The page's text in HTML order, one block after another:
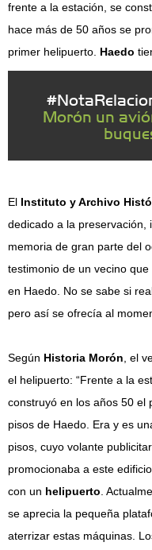
frente a la estación, se
hace más de 50 años se
primer helipuerto. Haedo
Morón un
El Instituto y Archivo
dedicado a la preservación,
memoria de gran parte del
testimonio de un vecino
en Haedo. No se sabe si
pero así se ofrecía al
Según Historia Morón , el
el helipuerto: “Frente a la
construyó en los años 50 el
pisos de Haedo. Era y es
pisos, cuyo volante
promocionaba a este
con un helipuerto .
se aprecia la pequeña
aterrizar estas máquinas.